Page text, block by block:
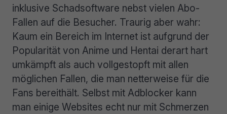
inklusive Schadsoftware nebst vielen Abo-
Fallen auf die Besucher. Traurig aber wahr:
Kaum ein Bereich im Internet ist aufgrund der
Popularität von Anime und Hentai derart hart
umkämpft als auch vollgestopft mit allen
möglichen Fallen, die man netterweise für die
Fans bereithält. Selbst mit Adblocker kann
man einige Websites echt nur mit Schmerzen